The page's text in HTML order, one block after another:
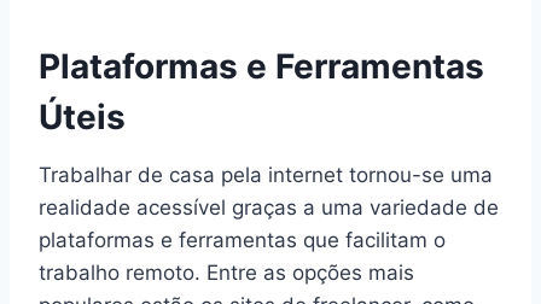
Plataformas e Ferramentas
Úteis
Trabalhar de casa pela internet tornou-se uma
realidade acessível graças a uma variedade de
plataformas e ferramentas que facilitam o
trabalho remoto. Entre as opções mais